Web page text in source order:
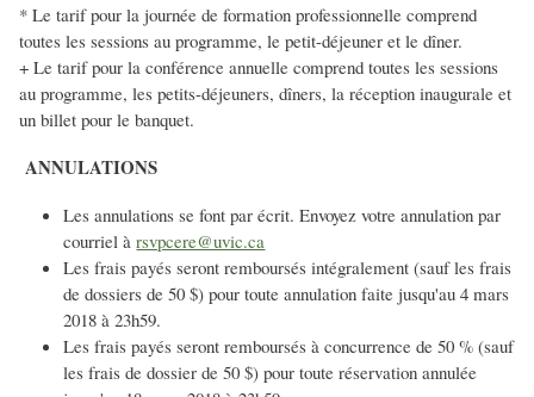
* Le tarif pour la journée de formation professionnelle comprend
toutes les sessions au programme, le petit-déjeuner et le dîner.
+ Le tarif pour la conférence annuelle comprend toutes les sessions
au programme, les petits-déjeuners, dîners, la réception inaugurale et
un billet pour le banquet.
ANNULATIONS
Les annulations se font par écrit. Envoyez votre annulation par
courriel àrsvpcere@uvic.ca
Les frais payés seront remboursés intégralement (sauf les frais
de dossiers de 50 $) pour toute annulation faite jusqu'au 4 mars
2018 à 23h59.
Les frais payés seront remboursés à concurrence de 50 % (sauf
les frais de dossier de 50 $) pour toute réservation annulée